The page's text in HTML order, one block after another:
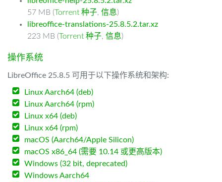
57 MB (Torrent 种子, 信息)
libreoffice-translations-25.8.5.2.tar.xz
223 MB (Torrent 种子, 信息)
操作系统
LibreOffice 25.8.5 可用于以下操作系统和架构:
Linux Aarch64 (deb)
Linux Aarch64 (rpm)
Linux x64 (deb)
Linux x64 (rpm)
macOS (Aarch64/Apple Silicon)
macOS x86_64 (需要 10.14 或更高版本)
Windows (32 bit, deprecated)
Windows Aarch64